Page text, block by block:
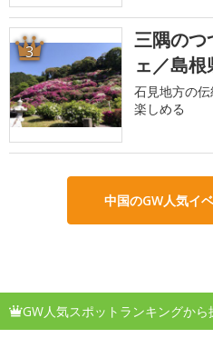
3
三隅のつ
ェ／島根
石見地方の
楽しめる
中国のGW人気イ
GW人気スポットランキングから